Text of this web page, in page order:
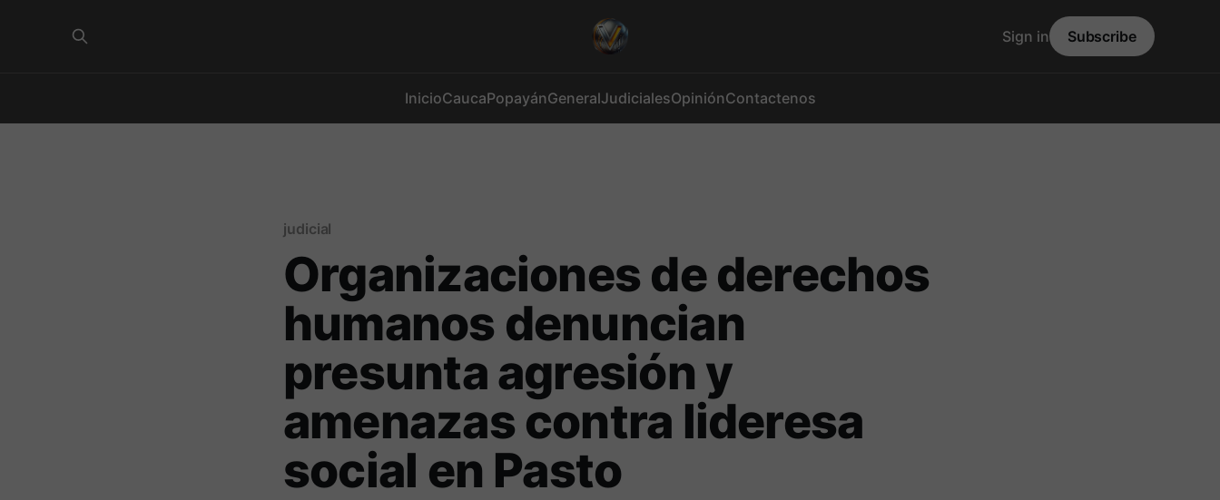
InicioCaucaPopayánGeneralJudicialesOpiniónContactenos
Sign in Subscribe
judicial
Organizaciones de derechos
humanos denuncian
presunta agresión y
amenazas contra lideresa
social en Pasto